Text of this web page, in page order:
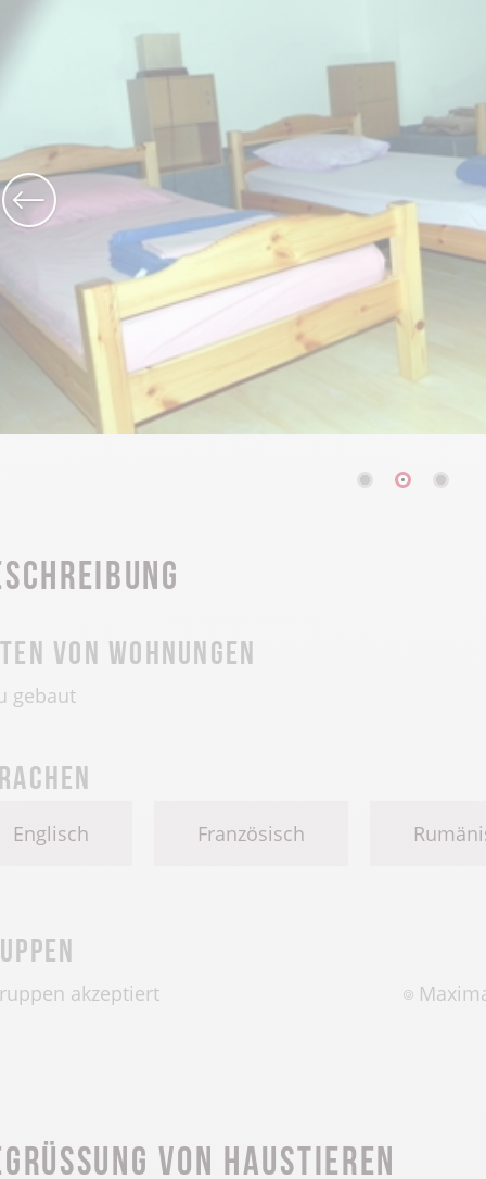
Abteikirche Saint-Michel
Grotten von Cerdon
Das ganze Erbe
von Wohnungen
gebaut
Englisch Französisch
akzeptiert
von Haustieren